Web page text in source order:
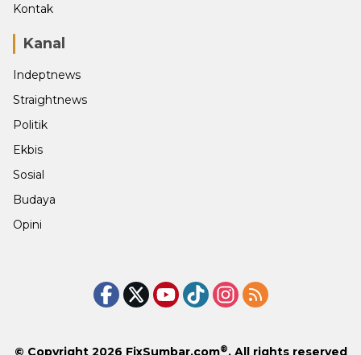
Kontak
Kanal
Indeptnews
Straightnews
Politik
Ekbis
Sosial
Budaya
Opini
© Copyright 2026 FixSumbar.com®. All rights reserved